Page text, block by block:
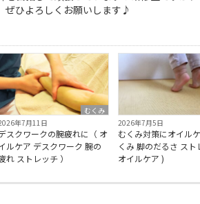
ぜひよろしくお願いします♪
むくみ
年7月11日
スクワークの腕疲れに（ オ
ルケア デスクワーク 腕の
れ ストレッチ ）
2026年7月5日
むくみ対策にオイル
くみ 脚のだるさ スト
オイルケア )